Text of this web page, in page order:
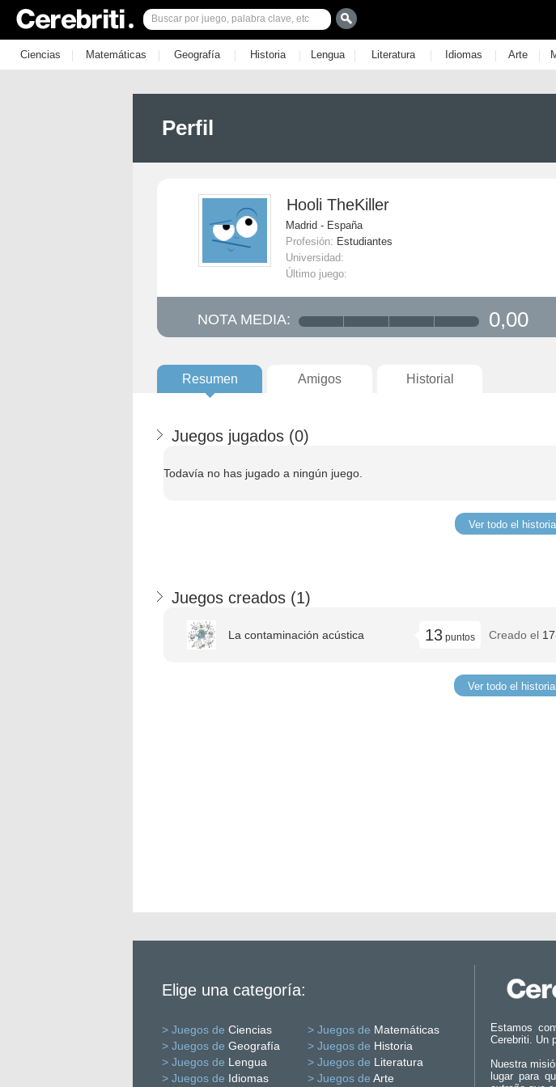
Ciencias | Matemáticas | Geografía | Historia | Lengua | Literatura | Idiomas | Arte |
Perfil
Hooli TheKiller
Madrid - España
Profesión: Estudiantes
Universidad:
Último juego:
NOTA MEDIA: 0,00
Resumen Amigos Historial
Juegos jugados (0)
Todavía no has jugado a ningún juego.
Ver todo el
Juegos creados (1)
La contaminación acústica 13 puntos Creado el
Ver todo el
Elige una categoría:
> Juegos de Ciencias > Juegos de Matemáticas
> Juegos de Geografía > Juegos de Historia
> Juegos de Lengua > Juegos de Literatura
> Juegos de Idiomas > Juegos de Arte
Estamos
Cerebriti. Un
Nuestra
lugar para